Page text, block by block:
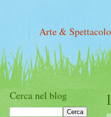
Arte & Spettacolo
Cerca nel blog